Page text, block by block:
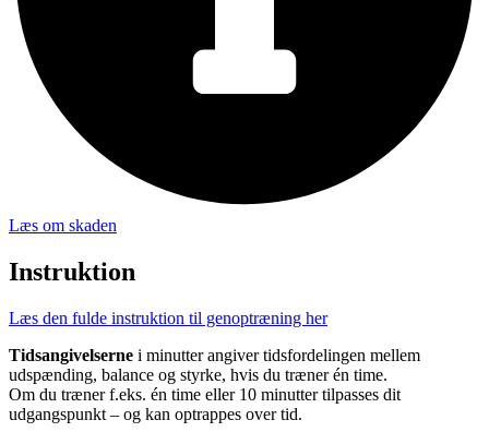
Læs om skaden
Instruktion
Læs den fulde instruktion til genoptræning her
Tidsangivelserne i minutter angiver tidsfordelingen mellem
udspænding, balance og styrke, hvis du træner én time.
Om du træner f.eks. én time eller 10 minutter tilpasses dit
udgangspunkt – og kan optrappes over tid.